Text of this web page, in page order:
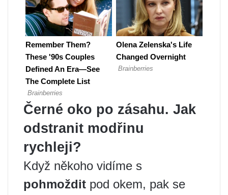
Černé oko po zásahu. Jak
odstranit modřinu
rychleji?
Když někoho vidíme s
pohmoždit pod okem, pak se